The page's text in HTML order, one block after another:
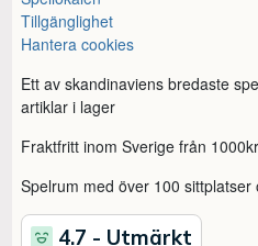
Tillgänglighet
Hantera cookies
Ett av skandinaviens bredaste
artiklar i lager
Fraktfritt inom Sverige från 1000kr
Spelrum med över 100